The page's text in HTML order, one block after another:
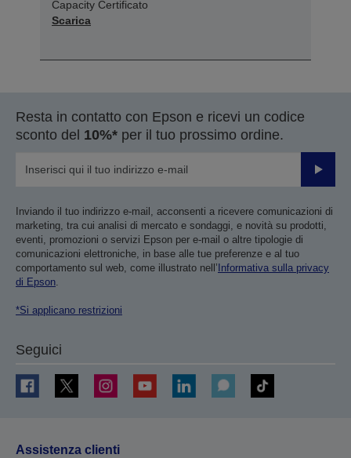
Capacity Certificato
Scarica
Resta in contatto con Epson e ricevi un codice
sconto del 10%* per il tuo prossimo ordine.
Invia
Inviando il tuo indirizzo e-mail, acconsenti a ricevere comunicazioni di
marketing, tra cui analisi di mercato e sondaggi, e novità su prodotti,
eventi, promozioni o servizi Epson per e-mail o altre tipologie di
comunicazioni elettroniche, in base alle tue preferenze e al tuo
comportamento sul web, come illustrato nell’ Informativa sulla privacy
di Epson
*Si applicano restrizioni
Seguici
Assistenza clienti